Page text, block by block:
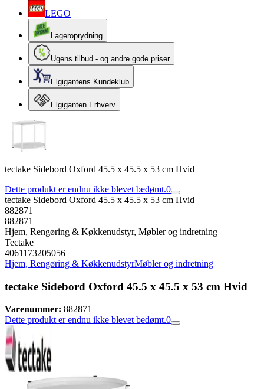
LEGO
Lageroprydning
Ugens tilbud - og andre gode priser
Elgigantens Kundeklub
Elgiganten Erhverv
tectake Sidebord Oxford 45.5 x 45.5 x 53 cm Hvid
Dette produkt er endnu ikke blevet bedømt.0
tectake Sidebord Oxford 45.5 x 45.5 x 53 cm Hvid
882871
882871
Hjem, Rengøring & Køkkenudstyr, Møbler og indretning
Tectake
4061173205056
Hjem, Rengøring & KøkkenudstyrMøbler og indretning
tectake Sidebord Oxford 45.5 x 45.5 x 53 cm Hvid
Varenummer: 882871
Dette produkt er endnu ikke blevet bedømt.0